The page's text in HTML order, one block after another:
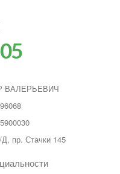
ВАЛЕРЬЕВИЧ
пр. Стачки 145